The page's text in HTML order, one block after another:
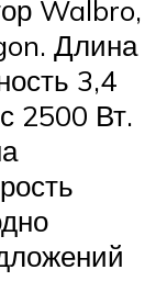
Walbro,
Длина
3,4
2500 Вт.